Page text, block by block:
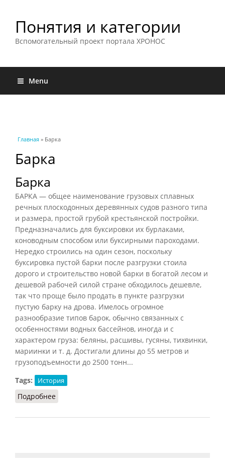
Понятия и категории
Вспомогательный проект портала ХРОНОС
Menu
Вы здесь
Главная » Барка
Барка
Барка
БАРКА — общее наименование грузовых сплавных
речных плоскодонных деревянных судов разного типа
и размера, простой грубой крестьянской постройки.
Предназначались для буксировки их бурлаками,
коноводным способом или буксирными пароходами.
Нередко строились на один сезон, поскольку
буксировка пустой барки после разгрузки стоила
дорого и строительство новой барки в богатой лесом и
дешевой рабочей силой стране обходилось дешевле,
так что проще было продать в пункте разгрузки
пустую барку на дрова. Имелось огромное
разнообразие типов барок, обычно связанных с
особенностями водных бассейнов, иногда и с
характером груза: беляны, расшивы, гусяны, тихвинки,
мариинки и т. д. Достигали длины до 55 метров и
грузоподъемности до 2500 тонн...
Tags:
История
Подробнее